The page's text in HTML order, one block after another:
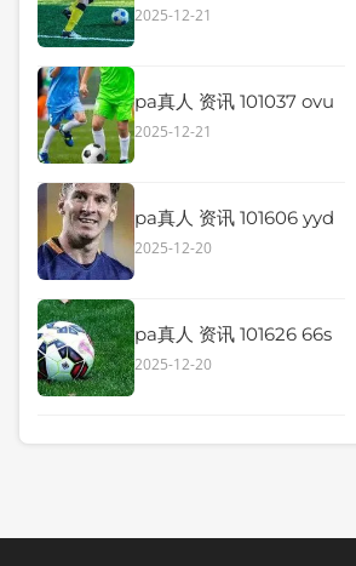
2025-12-21
pa真人 资讯 101037 ovu
2025-12-21
pa真人 资讯 101606 yyd
2025-12-20
pa真人 资讯 101626 66s
2025-12-20